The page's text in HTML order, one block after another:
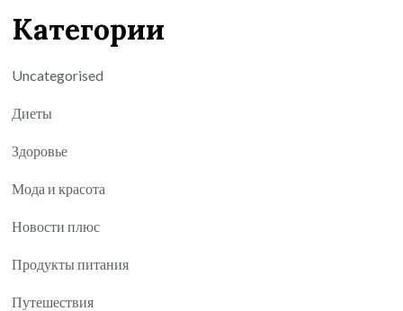
Категории
Uncategorised
Диеты
Здоровье
Мода и красота
Новости плюс
Продукты питания
Путешествия